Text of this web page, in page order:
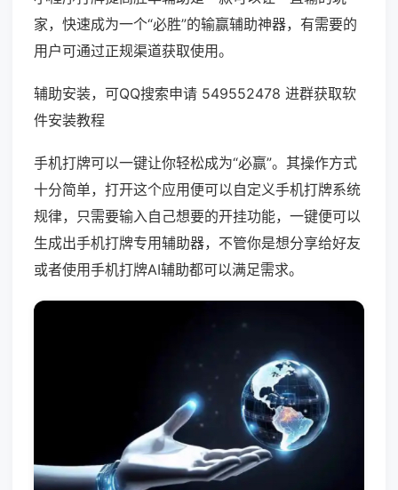
家，快速成为一个“必胜”的输赢辅助神器，有需要的
用户可通过正规渠道获取使用。
辅助安装，可QQ搜索申请 549552478 进群获取软
件安装教程
手机打牌可以一键让你轻松成为“必赢”。其操作方式
十分简单，打开这个应用便可以自定义手机打牌系统
规律，只需要输入自己想要的开挂功能，一键便可以
生成出手机打牌专用辅助器，不管你是想分享给好友
或者使用手机打牌AI辅助都可以满足需求。